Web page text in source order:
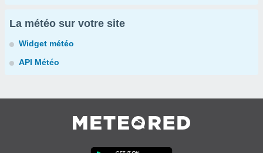
La météo sur votre site
Widget météo
API Météo